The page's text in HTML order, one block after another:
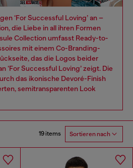
‘For Successful Loving’ an –
die Liebe in all ihren Formen
Collection umfasst Ready-to-
mit einem Co-Branding-
das die Logos beider
‘For Successful Loving’ zeigt. Die
das ikonische Devoré-Finish
semitransparenten Look
19 items Sortieren nach